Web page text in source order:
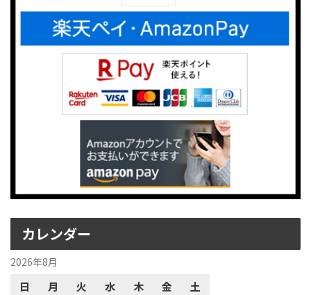
カレンダー
2026年8月
日 月 火 水 木 金
土